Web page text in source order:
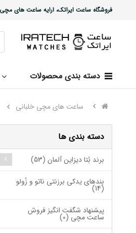
فروشگاه ساعت ایراتک، ارایه ساعت های
دسته بندی محصولات
ساعت های مچی خلبانی
دسته بندی ها
برند بُتا دیزاین آلمان (53)
بندهای یدکی برزنتی ناتو و زُولو
(14)
پیشنهاد شگفت انگیز فروش
ساعت مچی (0)